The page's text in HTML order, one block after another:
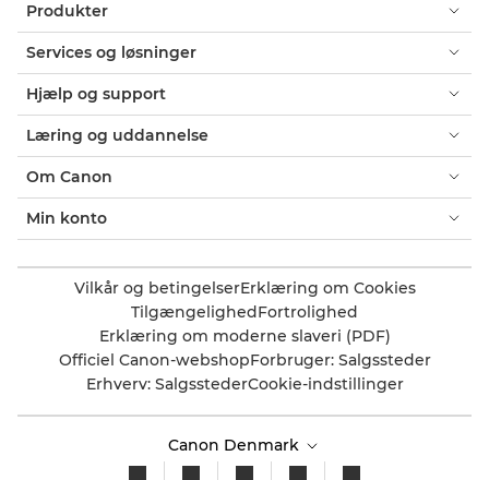
Produkter
Services og løsninger
Hjælp og support
Læring og uddannelse
Om Canon
Min konto
Vilkår og betingelserErklæring om Cookies
TilgængelighedFortrolighed
Erklæring om moderne slaveri (PDF)
Officiel Canon-webshopForbruger: Salgssteder
Erhverv: SalgsstederCookie-indstillinger
Canon Denmark